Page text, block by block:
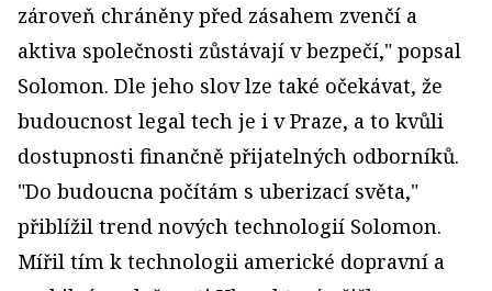
zároveň chráněny před zásahem zvenčí a
aktiva společnosti zůstávají v bezpečí," popsal
Solomon. Dle jeho slov lze také očekávat, že
budoucnost legal tech je i v Praze, a to kvůli
dostupnosti finančně přijatelných odborníků.
"Do budoucna počítám s uberizací světa,"
přiblížil trend nových technologií Solomon.
Mířil tím k technologii americké dopravní a